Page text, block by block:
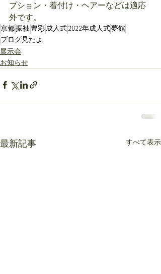
プション・着付け・ヘアーなどは適応
外です。
京都振袖豊彩成人式2022年成人式夢館
ブログ見たよ
展示会
お知らせ
最新記事 すべて表示